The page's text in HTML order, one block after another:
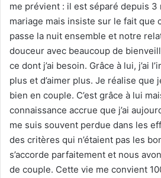
me prévient : il est séparé depuis 3
mariage mais insiste sur le fait que
passe la nuit ensemble et notre
douceur avec beaucoup de
ce dont j’ai besoin. Grâce à lui, j’ai
plus et d’aimer plus. Je réalise que
bien en couple. C’est grâce à lui
connaissance accrue que j’ai
me suis souvent perdue dans les
des critères qui n’étaient pas les
s’accorde parfaitement et nous
de couple. Cette vie me convient